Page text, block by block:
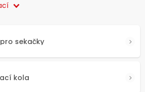
sekačky
kola